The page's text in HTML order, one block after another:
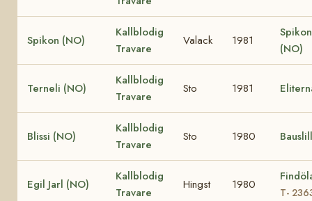
Spikon (NO)
Kallblodig
Travare
Valack 1981
(NO)
Terneli (NO)
Kallblodig
Travare
Sto 1981
Blissi (NO)
Kallblodig
Travare
Sto 1980
Egil Jarl (NO)
Kallblodig
Travare
Hingst 1980
T-